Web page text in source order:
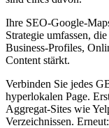
Ihre SEO-Google-
Strategie umfassen,
Business-Profiles,
Content stärkt.
Verbinden Sie jedes
hyperlokalen Page.
Aggregat-Sites wie
Verzeichnissen.